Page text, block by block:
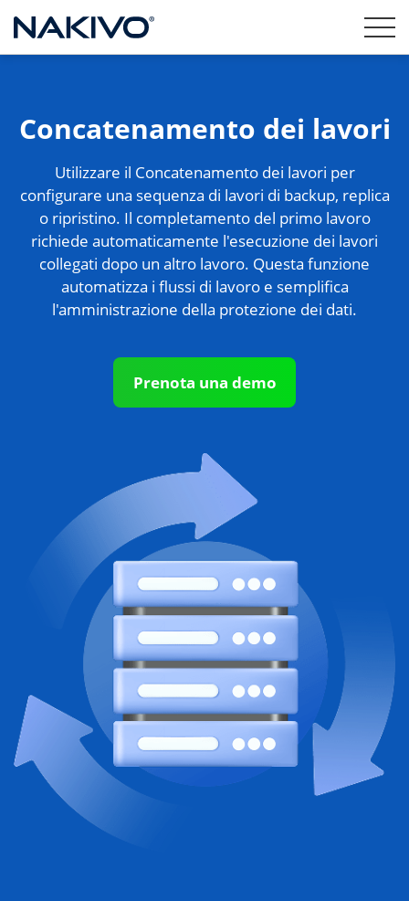
Concatenamento dei lavori
Utilizzare il Concatenamento dei lavori per
configurare una sequenza di lavori di backup, replica
o ripristino. Il completamento del primo lavoro
richiede automaticamente l'esecuzione dei lavori
collegati dopo un altro lavoro. Questa funzione
automatizza i flussi di lavoro e semplifica
l'amministrazione della protezione dei dati.
Prenota una demo